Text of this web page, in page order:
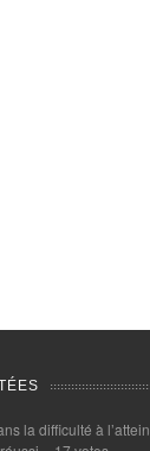
la difficulté à